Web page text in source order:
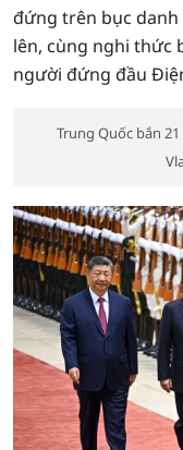
đứng trên bục danh
lên, cùng nghi thức
người đứng đầu
Trung Quốc bắn